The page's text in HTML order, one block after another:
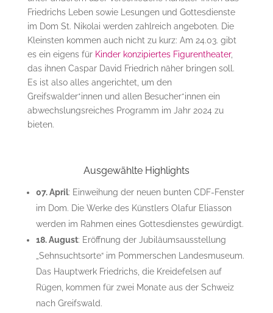
Friedrichs Leben sowie Lesungen und Gottesdienste
im Dom St. Nikolai werden zahlreich angeboten. Die
Kleinsten kommen auch nicht zu kurz: Am 24.03. gibt
es ein eigens für Kinder konzipiertes Figurentheater,
das ihnen Caspar David Friedrich näher bringen soll.
Es ist also alles angerichtet, um den
Greifswalder*innen und allen Besucher*innen ein
abwechslungsreiches Programm im Jahr 2024 zu
bieten.
Ausgewählte Highlights
07. April: Einweihung der neuen bunten CDF-Fenster
im Dom. Die Werke des Künstlers Olafur Eliasson
werden im Rahmen eines Gottesdienstes gewürdigt.
18. August: Eröffnung der Jubiläumsausstellung
„Sehnsuchtsorte“ im Pommerschen Landesmuseum.
Das Hauptwerk Friedrichs, die Kreidefelsen auf
Rügen, kommen für zwei Monate aus der Schweiz
nach Greifswald.